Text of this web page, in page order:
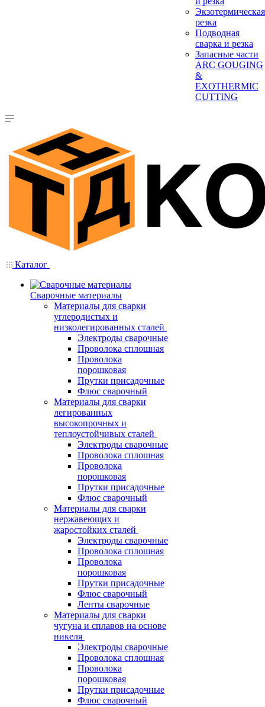
Экзотермическая
резка
Подводная
сварка и резка
Запасные части
ARC GOUGING
&
EXOTHERMIC
CUTTING
Каталог
Сварочные материалы
Материалы для сварки
углеродистых и
низколегированных сталей
Электроды сварочные
Проволока сплошная
Проволока
порошковая
Прутки присадочные
Флюс сварочный
Материалы для сварки
легированных
высокопрочных и
теплоустойчивых сталей
Электроды сварочные
Проволока сплошная
Проволока
порошковая
Прутки присадочные
Флюс сварочный
Материалы для сварки
нержавеющих и
жаростойких сталей
Электроды сварочные
Проволока сплошная
Проволока
порошковая
Прутки присадочные
Флюс сварочный
Ленты сварочные
Материалы для сварки
чугуна и сплавов на основе
никеля
Электроды сварочные
Проволока сплошная
Проволока
порошковая
Прутки присадочные
Флюс сварочный